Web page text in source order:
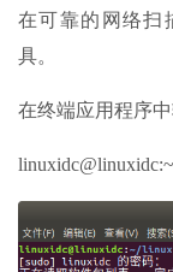
在可靠的网络扫
具。
在终端应用程序中